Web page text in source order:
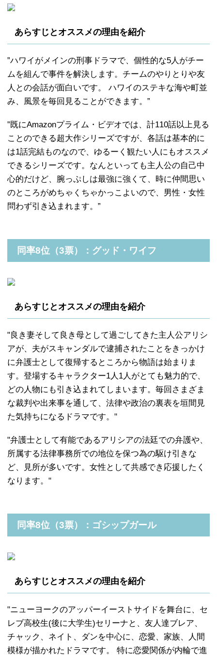
あらすじとオススメの理由を紹介
”ハワイがメインの刑事ドラマで、個性的な5人がチー
ムを組んで事件を解決します。チームのやりとりや友
人との会話が面白いです。 ハワイのステキな海や町並
み、風景を毎回見ることができます。”
”既にAmazonプライム・ビデオでは、計110話以上見る
ことのできる超大作シリーズですが、各話は基本的に
は1話完結ものなので、ゆるーく観たい人にもオススメ
できるシリーズです。なんといっても主人公の自己中
心的だけど、腕っぷしは最強に強くて、時に仲間思い
のところがめちゃくちゃかっこよいので、男性・女性
問わず引き込まれます。”
同率8位（3票）：グッド・ワイフ
あらすじとオススメの理由を紹介
"良き妻そして良き母として過ごしてきた主人公アリシ
アが、夫がスキャンダルで逮捕されたことをきっかけ
に弁護士として復帰するところから物語は始まりま
す。登場するキャラクター1人1人がとても魅力的で、
どの人物にも引き込まれてしまいます。毎回さまざま
な裁判や出来事を通して、法律や政治の裏表を垣間見
た気持ちになるドラマです。"
"弁護士として有能であるアリシアの法廷での弁護や、
所属する法律事務所での地位を保つ為の駆け引きな
ど、見所が多いです。女性として共感でき応援したく
なります。"
同率8位（3票）：ゴシップガール
あらすじとオススメの理由を紹介
"ニューヨークのアッパーイーストサイドを舞台に、セ
レブ高校生(後に大学生)セリーナと、友人達ブレア、
チャック、ネイト、ダンを中心に、恋愛、家族、人間
模様が描かれたドラマです。 特に恋愛関係が内輪で進